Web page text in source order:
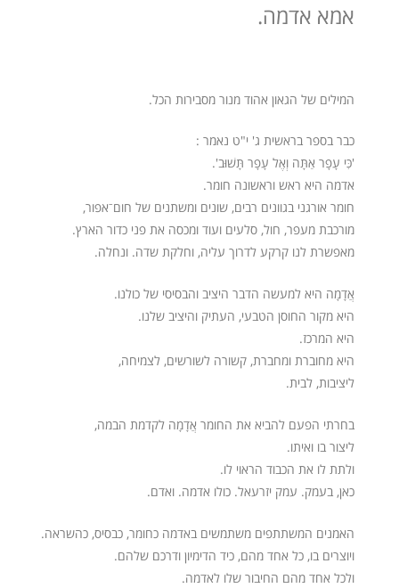
אמא אדמה.
המילים של הגאון אהוד מנור מסבירות הכל.
כבר בספר בראשית ג' י"ט נאמר :
'כִּי עָפָר אַתָּה וְאֶל עָפָר תָּשׁוּב'.
אדמה היא ראש וראשונה חומר.
חומר אורגני בגוונים רבים, שונים ומשתנים של חום⁻אפור,
מורכבת מעפר, חול, סלעים ועוד ומכסה את פני כדור הארץ.
מאפשרת לנו קרקע לדרוך עליה, וחלקת שדה. ונחלה.
אֲדָמָה היא למעשה הדבר היציב והבסיסי של כולנו.
היא מקור החוסן הטבעי, העתיק והיציב שלנו.
היא המרכז.
היא מחוברת ומחברת, קשורה לשורשים, לצמיחה,
ליציבות, לבית.
בחרתי הפעם להביא את החומר אֲדָמָה לקדמת הבמה,
ליצור בו ואיתו.
ולתת לו את הכבוד הראוי לו.
כאן, בעמק. עמק יזרעאל. כולו אדמה. ואדם.
האמנים המשתתפים משתמשים באדמה כחומר, כבסיס, כהשראה.
ויוצרים בו, כל אחד מהם, כיד הדימיון ודרכם שלהם.
ולכל אחד מהם החיבור שלו לאדמה.